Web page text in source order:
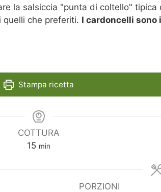
la salsiccia "punta di coltello" tipica
quelli che preferiti. I cardoncelli sono
Stampa ricetta
COTTURA
15minuti
min
PORZIONI